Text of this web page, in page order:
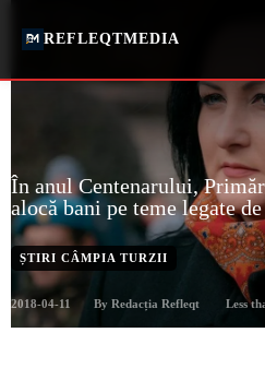
REFLEQTMEDIA
În anul Centenarului,
alocă bani pe teme legate
ȘTIRI CÂMPIA TURZII
2018-04-11 By Redacția Refleqt Less